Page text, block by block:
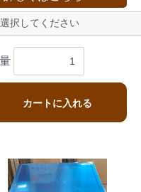
カートに入れる